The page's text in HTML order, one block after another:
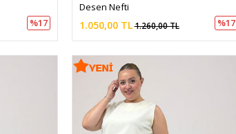
%17
Desen Nefti
1.050,00 TL1.260,00 TL %17